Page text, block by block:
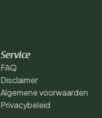
Service
FAQ
Disclaimer
Algemene voorwaarden
Privacybeleid